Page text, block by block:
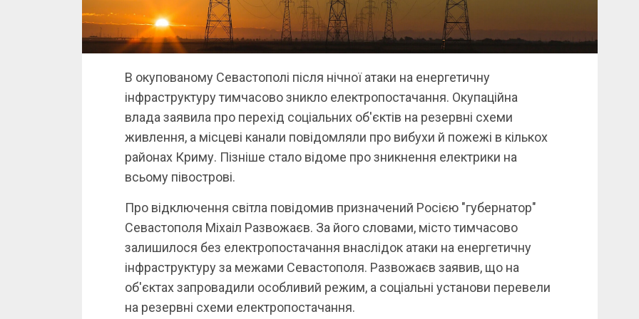
В окупованому Севастополі після нічної атаки на енергетичну
інфраструктуру тимчасово зникло електропостачання. Окупаційна
влада заявила про перехід соціальних об'єктів на резервні схеми
живлення, а місцеві канали повідомляли про вибухи й пожежі в кількох
районах Криму. Пізніше стало відоме про зникнення електрики на
всьому півострові.
Про відключення світла повідомив призначений Росією "губернатор"
Севастополя Міхаіл Развожаєв. За його словами, місто тимчасово
залишилося без електропостачання внаслідок атаки на енергетичну
інфраструктуру за межами Севастополя. Развожаєв заявив, що на
об'єктах запровадили особливий режим, а соціальні установи перевели
на резервні схеми електропостачання.